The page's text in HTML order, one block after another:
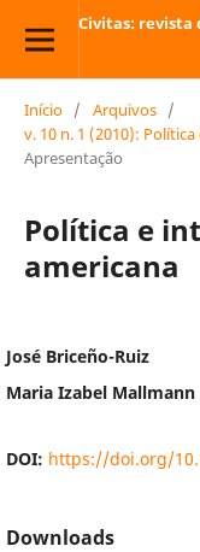
Civitas: revista
Início / Arquivos /
v. 10 n. 1 (2010):
Apresentação
Política e
americana
José Briceño-Ruiz
Maria Izabel Mallmann
DOI: https://doi.org/
Downloads